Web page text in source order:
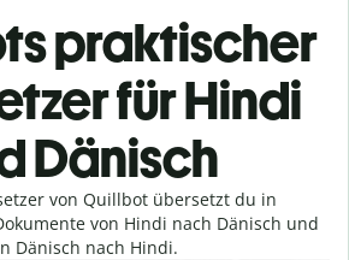
praktischer
für Hindi
Dänisch
von Quillbot übersetzt du in
von Hindi nach Dänisch und
Dänisch nach Hindi.